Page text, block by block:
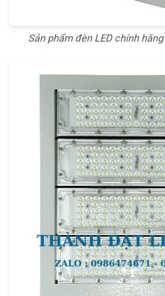
Sản phẩm đèn LED chính